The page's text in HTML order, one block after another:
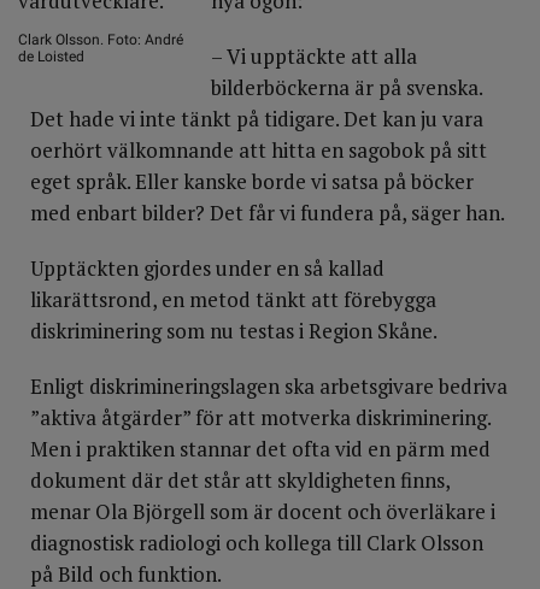
Clark Olsson. Foto: André
de Loisted
– Vi upptäckte att alla
bilderböckerna är på svenska.
Det hade vi inte tänkt på tidigare. Det kan ju vara
oerhört välkomnande att hitta en sagobok på sitt
eget språk. Eller kanske borde vi satsa på böcker
med enbart bilder? Det får vi fundera på, säger han.
Upptäckten gjordes under en så kallad
likarättsrond, en metod tänkt att förebygga
diskriminering som nu testas i Region Skåne.
Enligt diskrimineringslagen ska arbetsgivare bedriva
”aktiva åtgärder” för att motverka diskriminering.
Men i praktiken stannar det ofta vid en pärm med
dokument där det står att skyldigheten finns,
menar Ola Björgell som är docent och överläkare i
diagnostisk radiologi och kollega till Clark Olsson
på Bild och funktion.